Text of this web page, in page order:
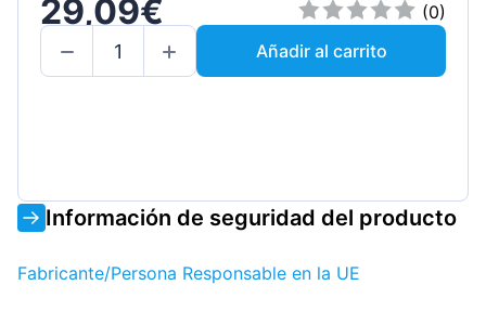
29,09€
(0)
Añadir al carrito
Información de seguridad del producto
Fabricante/Persona Responsable en la UE